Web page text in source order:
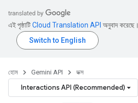
এই পৃষ্ঠাটিCloud Translation API অনুবাদ করেছে।
হোম Gemini API ডক্স
Interactions API (Recommended)